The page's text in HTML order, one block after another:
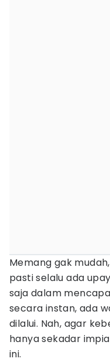
Memang gak
pasti selalu ada
saja dalam
secara instan, ada
dilalui. Nah, agar
hanya sekadar
ini.